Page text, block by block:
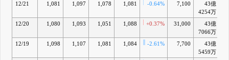
12/21 1,081 1,097 1,078 1,081 -0.64% 7,100
43億
4254万
12/20 1,080 1,093 1,051 1,088 +0.37% 31,000
43億
7066万
12/19 1,098 1,107 1,081 1,084 -2.61% 7,700
43億
5459万